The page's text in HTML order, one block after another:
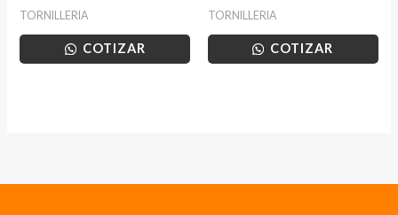
TORNILLERIA
COTIZAR
TORNILLERIA
COTIZAR